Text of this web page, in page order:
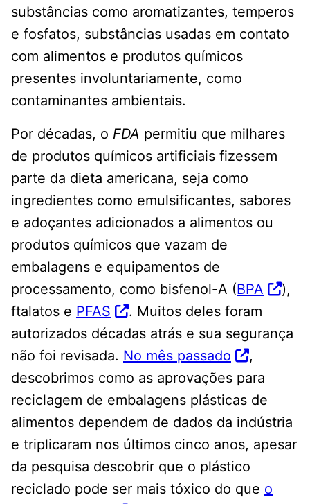
substâncias como aromatizantes, temperos
e fosfatos, substâncias usadas em contato
com alimentos e produtos químicos
presentes involuntariamente, como
contaminantes ambientais.
Por décadas, o FDA permitiu que milhares
de produtos químicos artificiais fizessem
parte da dieta americana, seja como
ingredientes como emulsificantes, sabores
e adoçantes adicionados a alimentos ou
produtos químicos que vazam de
embalagens e equipamentos de
processamento, como bisfenol-A (BPA
),
ftalatos e PFAS
. Muitos deles foram
autorizados décadas atrás e sua segurança
não foi revisada. No mês passado
,
descobrimos como as aprovações para
reciclagem de embalagens plásticas de
alimentos dependem de dados da indústria
e triplicaram nos últimos cinco anos, apesar
da pesquisa descobrir que o plástico
reciclado pode ser mais tóxico do que o